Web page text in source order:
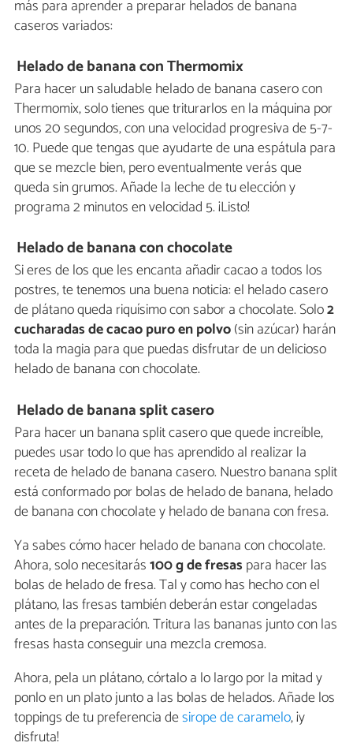
más para aprender a preparar helados de banana
caseros variados:
Helado de banana con Thermomix
Para hacer un saludable helado de banana casero con
Thermomix, solo tienes que triturarlos en la máquina por
unos 20 segundos, con una velocidad progresiva de 5-7-
10. Puede que tengas que ayudarte de una espátula para
que se mezcle bien, pero eventualmente verás que
queda sin grumos. Añade la leche de tu elección y
programa 2 minutos en velocidad 5. ¡Listo!
Helado de banana con chocolate
Si eres de los que les encanta añadir cacao a todos los
postres, te tenemos una buena noticia: el helado casero
de plátano queda riquísimo con sabor a chocolate. Solo2
cucharadas de cacao puro en polvo(sin azúcar) harán
toda la magia para que puedas disfrutar de un delicioso
helado de banana con chocolate.
Helado de banana split casero
Para hacer un banana split casero que quede increíble,
puedes usar todo lo que has aprendido al realizar la
receta de helado de banana casero. Nuestro banana split
está conformado por bolas de helado de banana, helado
de banana con chocolate y helado de banana con fresa.
Ya sabes cómo hacer helado de banana con chocolate.
Ahora, solo necesitarás100 g de fresas para hacer las
bolas de helado de fresa. Tal y como has hecho con el
plátano, las fresas también deberán estar congeladas
antes de la preparación. Tritura las bananas junto con las
fresas hasta conseguir una mezcla cremosa.
Ahora, pela un plátano, córtalo a lo largo por la mitad y
ponlo en un plato junto a las bolas de helados. Añade los
toppings de tu preferencia desirope de caramelo, ¡y
disfruta!